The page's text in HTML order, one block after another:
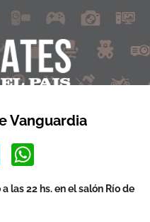
Vanguardia
Twitter
las 22 hs. en el salón Río de